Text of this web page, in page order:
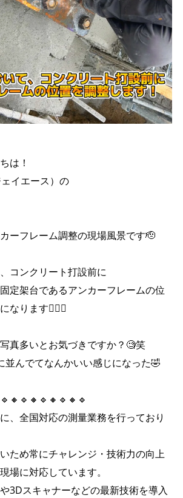
は！
イエース）の
ーフレーム調整の現場風景です🫡
コンクリート打設前に
定架台であるアンカーフレームの位
なります💁🏼‍♀️
真多いとお気づきですか？🧐笑
並んでてなんかいい感じになった🤣
、全国対応の測量業務を行っており
ため常にチャレンジ・技術力の向上
場に対応しています。
3Dスキャナーなどの最新技術を導入